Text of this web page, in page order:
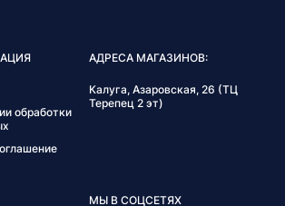
обработки
АДРЕСА МАГАЗИНОВ:
Калуга, Азаровская, 26 (ТЦ
Терепец 2 эт)
МЫ В СОЦСЕТЯХ